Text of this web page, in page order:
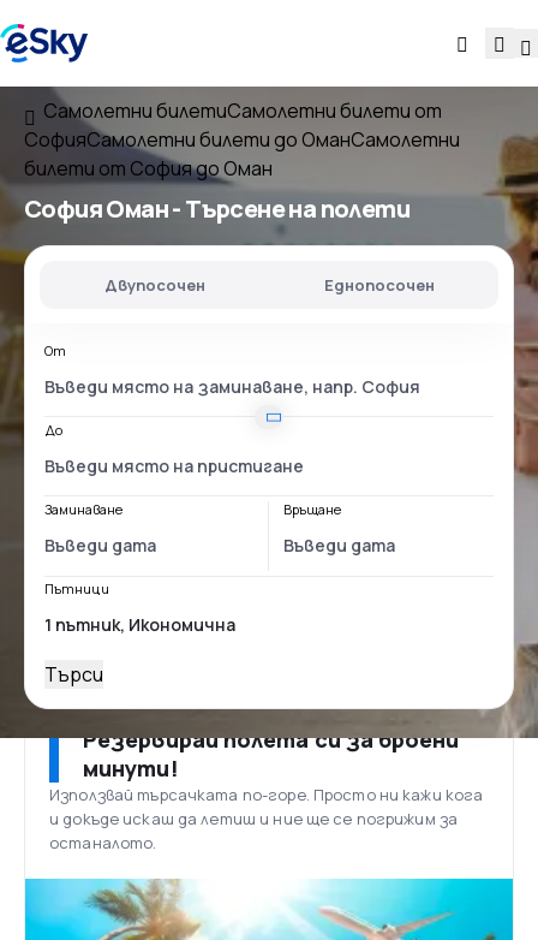
Самолетни билетиСамолетни билети от
СофияСамолетни билети до ОманСамолетни
билети от София до Оман
София Оман- Търсене на полети
Двупосочен Еднопосочен
От
До
Заминаване Връщане
Пътници
Търси
Резервирай полета си за броени
минути!
Използвай търсачката по-горе. Просто ни кажи кога
и докъде искаш да летиш и ние ще се погрижим за
останалото.